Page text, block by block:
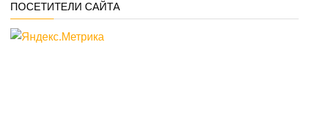
ПОСЕТИТЕЛИ САЙТА